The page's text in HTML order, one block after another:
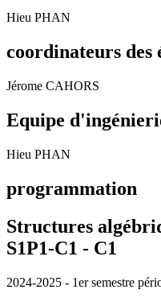
Hieu PHAN
coordinateurs des
Jérome CAHORS
Equipe
Hieu PHAN
programmation
Structures
S1P1-C1 - C1
2024-2025 - 1er semestre